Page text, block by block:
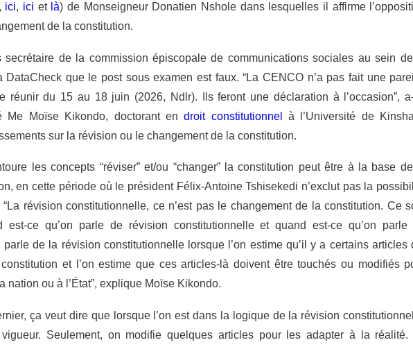
, ici, ici et là) de Monseigneur Donatien Nshole dans lesquelles il affirme
de la constitution.
secrétaire de la commission épiscopale de communications sociales au sein
DataCheck que le post sous examen est faux.“La CENCO n’a pas fait une
réunir du 15 au 18 juin (2026, Ndlr). Ils feront une déclaration à l’occasion”,
Me Moïse Kikondo, doctorant endroit constitutionnel
à l’Université de
sur la révision ou le changement de la constitution.
les concepts “réviser”et/ou “changer”la constitution peut être à la base
en cette période où le président Félix-Antoine Tshisekedi n’exclut pas la
“La révision constitutionnelle, ce n’est pas le changement de la constitution. Ce
est-ce qu’on parle de révision constitutionnelle et quand est-ce qu’on parle
de la révision constitutionnelle lorsque l’on estime qu’il y a certains articles
et l’on estime que ces articles-là doivent être touchés ou modifiés
nation ou à l’État”, explique Moïse Kikondo.
ça veut dire que lorsque l’on est dans la logique de la révision
vigueur. Seulement, on modifie quelques articles pour les adapter à la réalité.